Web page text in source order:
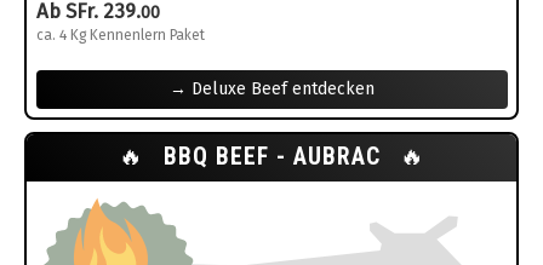
Ab SFr. 239.00
ca. 4 Kg Kennenlern Paket
→ Deluxe Beef entdecken
🔥 BBQ BEEF - AUBRAC 🔥